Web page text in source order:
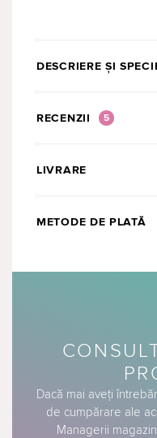
DESCRIERE ȘI
RECENZII 5
LIVRARE
METODE DE PLATĂ
Dacă mai aveți
de cumpărare ale
Managerii